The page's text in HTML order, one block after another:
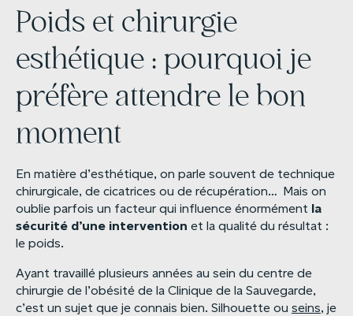
Poids et chirurgie
esthétique : pourquoi je
préfère attendre le bon
moment
En matière d’esthétique, on parle souvent de technique
chirurgicale, de cicatrices ou de récupération… Mais on
oublie parfois un facteur qui influence énormément la
sécurité d’une intervention et la qualité du résultat :
le poids.
Ayant travaillé plusieurs années au sein du centre de
chirurgie de l’obésité de la Clinique de la Sauvegarde,
c’est un sujet que je connais bien. Silhouette ou seins, je